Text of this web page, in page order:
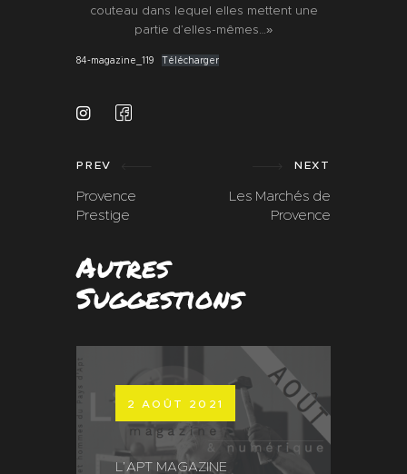
couteau dans lequel elles mettent une
partie d’elles-mêmes…»
84-magazine_119 Télécharger
PREV
Provence
Prestige
NEXT
Les Marchés de
Provence
Autres
Suggestions
2 AOÛT 2021
L’APT MAGAZINE